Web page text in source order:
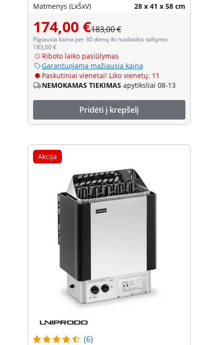
Matmenys (LxŠxV) 28 x 41 x 58 cm
174,00 €183,00 €
Pigiausia kaina per 30 dienų iki nuolaidos taikymo:
183,00 €
Riboto laiko pasiūlymas
Garantuojama mažiausia kaina
Paskutiniai vienetai! Liko vienetų: 11
NEMOKAMAS TIEKIMAS apytiksliai 08-13
Pridėti į krepšelį
Akcija
(6)